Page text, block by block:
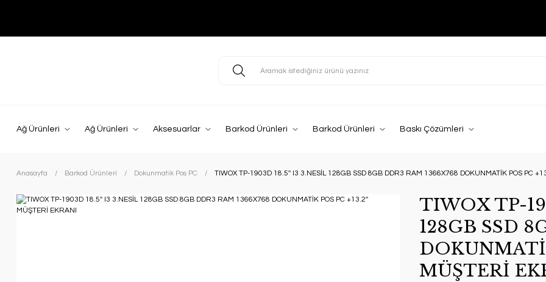
Ağ Ürünleri Ağ Ürünleri Aksesuarlar Barkod Ürünleri Barkod Ürünleri Baskı Çözümleri
Anasayfa Barkod Ürünleri Dokunmatik Pos PC TIWOX TP-1903D 18.5'' I3 3.NESİL 128GB SSD 8GB DDR3 RAM 1366X768 DOKUNMATİK POS PC
TIWOX TP-
128GB SSD
MÜŞTERİ